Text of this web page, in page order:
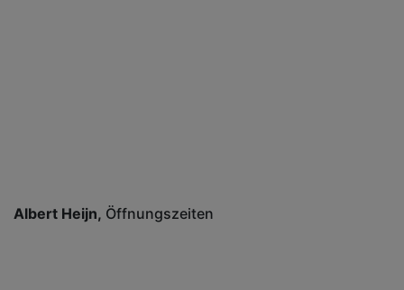
Albert Heijn Öffnungszeiten